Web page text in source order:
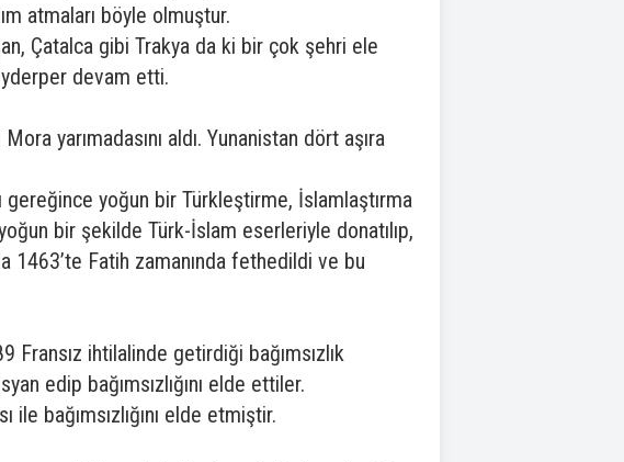
atmaları böyle olmuştur.
Çatalca gibi Trakya da ki bir çok şehri ele
devam etti.
yarımadasını aldı. Yunanistan dört aşıra
yoğun bir Türkleştirme, İslamlaştırma
bir şekilde Türk-İslam eserleriyle donatılıp,
1463’te Fatih zamanında fethedildi ve bu
ihtilalinde getirdiği bağımsızlık
edip bağımsızlığını elde ettiler.
bağımsızlığını elde etmiştir.